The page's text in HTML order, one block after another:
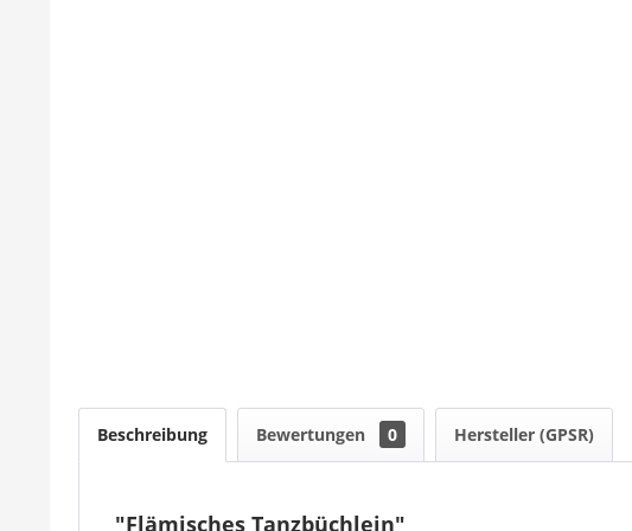
Beschreibung Bewertungen 0 Hersteller (GPSR)
"Flämisches Tanzbüchlein"